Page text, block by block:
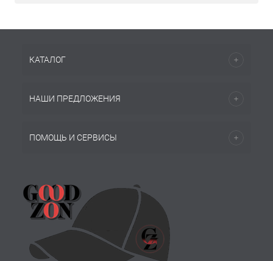
КАТАЛОГ
НАШИ ПРЕДЛОЖЕНИЯ
ПОМОЩЬ И СЕРВИСЫ